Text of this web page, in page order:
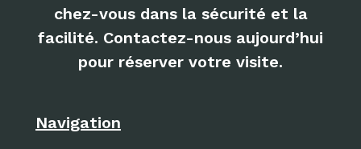
chez-vous dans la sécurité et la
facilité. Contactez-nous aujourd’hui
pour réserver votre visite.
Navigation